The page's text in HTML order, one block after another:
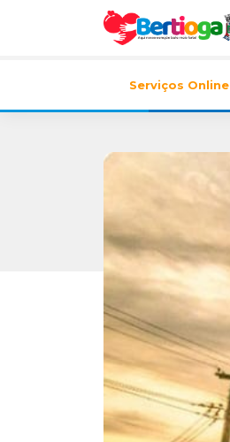
Serviços Online